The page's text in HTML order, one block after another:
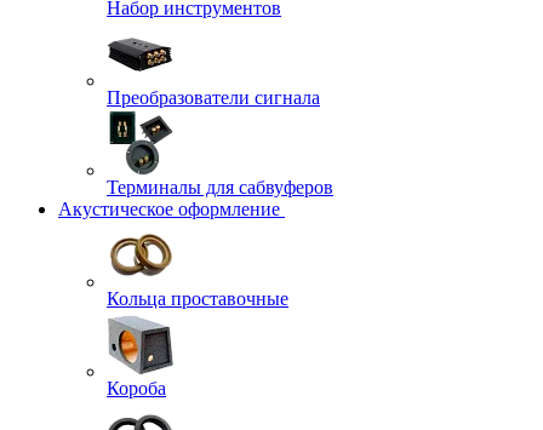
Набор инструментов
Преобразователи сигнала
Терминалы для сабвуферов
Акустическое оформление
Кольца проставочные
Короба